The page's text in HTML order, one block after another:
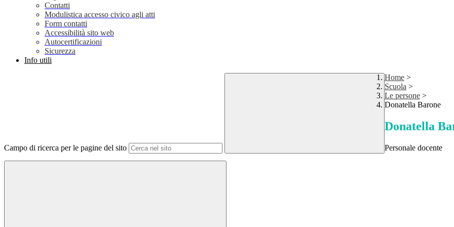
Contatti
Modulistica accesso civico agli atti
Form contatti
Accessibilità sito web
Autocertificazioni
Sicurezza
Info utili
Campo di ricerca per le pagine del sito
Home >
Scuola >
Le persone >
Donatella Barone
Donatella
Personale docente